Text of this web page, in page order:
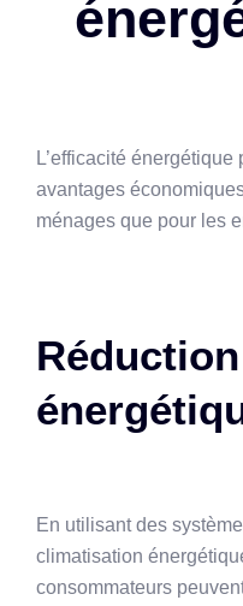
L’efficacité
avantages
ménages que pour les
En utilisant des
climatisation
consommateurs